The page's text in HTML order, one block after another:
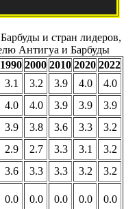
и стран лидеров,
Антигуа и Барбуды
1990 2000 2010 2020 2022
3.1 3.2 3.9 4.0
4.0
4.0 4.0 3.9 3.9
3.9
3.9 3.8 3.6 3.3
3.2
2.9 2.7 3.3 3.1
3.2
3.6 3.3 3.3 3.2
3.2
0.0 0.0 0.0 0.0 0.0